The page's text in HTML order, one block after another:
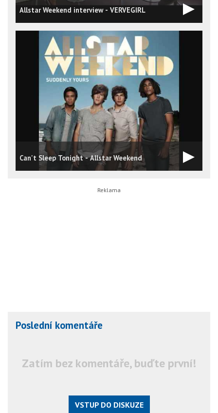
Allstar Weekend interview - VERVEGIRL
Can't Sleep Tonight - Allstar Weekend
Poslední komentáře
Zatím bez komentáře, buďte první!
VSTUP DO DISKUZE